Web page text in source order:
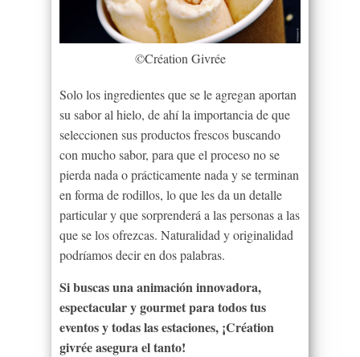
©Création Givrée
Solo los ingredientes que se le agregan aportan
su sabor al hielo, de ahí la importancia de que
seleccionen sus productos frescos buscando
con mucho sabor, para que el proceso no se
pierda nada o prácticamente nada y se terminan
en forma de rodillos, lo que les da un detalle
particular y que sorprenderá a las personas a las
que se los ofrezcas. Naturalidad y originalidad
podríamos decir en dos palabras.
Si buscas una animación innovadora,
espectacular y gourmet para todos tus
eventos y todas las estaciones, ¡Création
givrée asegura el tanto!